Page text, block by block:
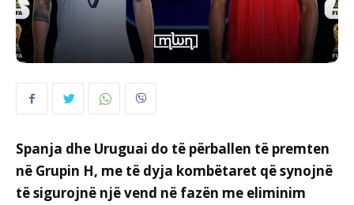
Spanja dhe Uruguai do të përballen të premten
në Grupin H, me të dyja kombëtaret që synojnë
të sigurojnë një vend në fazën me eliminim